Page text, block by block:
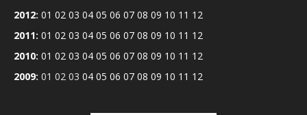
2012: 01 02 03 04 05 06 07 08 09 10 11 12
2011: 01 02 03 04 05 06 07 08 09 10 11 12
2010: 01 02 03 04 05 06 07 08 09 10 11 12
2009: 01 02 03 04 05 06 07 08 09 10 11 12